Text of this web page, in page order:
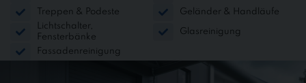
Treppen & Podeste
Geländer & Handläufe
Lichtschalter,
Fensterbänke
Glasreinigung
Fassadenreinigung